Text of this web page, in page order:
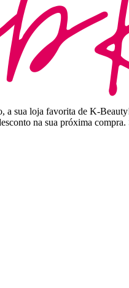
a sua loja favorita de K-
na sua próxima